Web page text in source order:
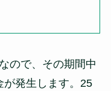
ので、その期間中
が発生します。25